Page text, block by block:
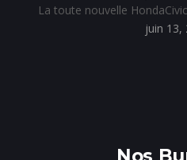
La toute nouvelle
juin 13,